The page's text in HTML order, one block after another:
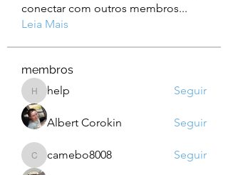
conectar com outros membros...
Leia Mais
membros
helphelp Seguir
Albert Corokin Seguir
camebo8008
camebo8008 Seguir